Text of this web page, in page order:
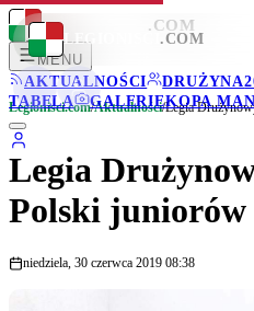
LEGIONISCI .COM
MENU
AKTUALNOŚCI
DRUŻYNA
TABELA
GALERIEKOPA
LEGIONISCI .COM
Legionisci.com/Aktualności/Legia
Legia
Polski juniorów
niedziela, 30 czerwca 2019 08:38